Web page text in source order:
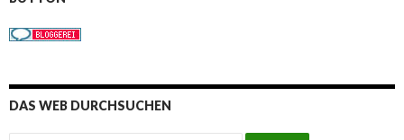
DAS WEB DURCHSUCHEN